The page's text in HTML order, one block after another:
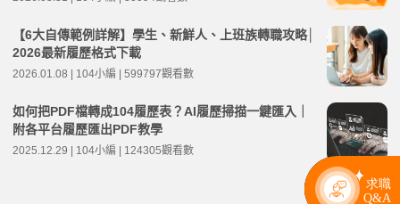
【6大自傳範例詳解】學生、新鮮人、上班族轉職攻略│
2026最新履歷格式下載
2026.01.08 | 104小編 | 599797觀看數
如何把PDF檔轉成104履歷表？AI履歷掃描一鍵匯入｜
附各平台履歷匯出PDF教學
2025.12.29 | 104小編 | 124305觀看數